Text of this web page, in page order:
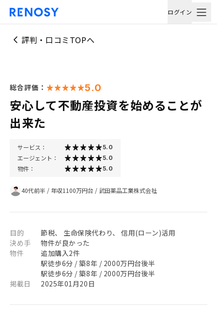
ログイン
評判・口コミTOPへ
総合評価： 5.0
安心して不動産投資を始めることが
出来た
サービス： 5.0
エージェント： 5.0
物件： 5.0
40代前半 / 年収1100万円台 / 武田薬品工業株式会社
目的
節税、 生命保険代わり、 信用(ローン)活用
決め手
物件が良かった
物件
追加購入2件
駅徒歩6分 / 築8年 / 2000万円台後半
駅徒歩6分 / 築8年 / 2000万円台後半
掲載日
2025年01月20日